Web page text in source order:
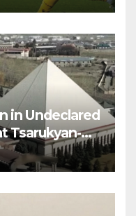
in Undeclared
Tsarukyan-
Center